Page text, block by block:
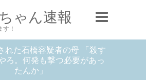
ゃん速報
！
れた石橋容疑者の母 「殺す
ろ。何発も撃つ必要があっ
たんか」